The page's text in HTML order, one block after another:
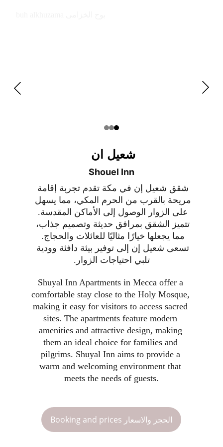
شقق شعيل إن في مكة تقدم تجربة إقامة
مريحة بالقرب من الحرم المكي، مما يسهل
على الزوار الوصول إلى الأماكن المقدسة.
تتميز الشقق بمرافق حديثة وتصميم جذاب،
مما يجعلها خيارًا مثاليًا للعائلات والحجاج.
تسعى شعيل إن إلى توفير بيئة دافئة وودية
تلبي احتياجات الزوار.
Shuyal Inn Apartments in Mecca offer a
comfortable stay close to the Holy Mosque,
making it easy for visitors to access sacred
sites. The apartments feature modern
amenities and attractive design, making
them an ideal choice for families and
pilgrims. Shuyal Inn aims to provide a
warm and welcoming environment that
meets the needs of guests.
شعيل ان
Shouel Inn
Booking and prices الحجز والاسعار